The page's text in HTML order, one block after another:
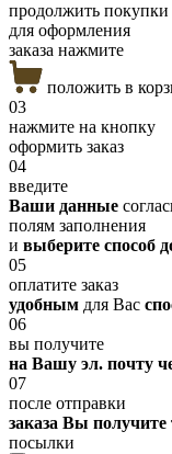
продолжить покупки
для оформления
заказа нажмите
положить в
03
нажмите на кнопку
оформить заказ
04
введите
Ваши данные
полям заполнения
и выберите способ
05
оплатите заказ
удобным для Вас
06
вы получите
на Вашу эл. почту
07
после отправки
заказа Вы получите
посылки